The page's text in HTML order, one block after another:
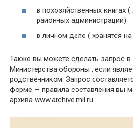
в похозяйственных книгах (
районных администраций)
в личном деле ( хранятся
Также вы можете сделать запрос в
Министерства обороны , если
родственником. Запрос
форме — правила составления вы
архива www.archive.mil.ru